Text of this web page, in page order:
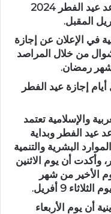
أشارت الحسابات الفلكية إلى أن موعد عيد الفطر 2024
في الإعلان عن إجازة
من خلال المراصد
إجازة عيد الفطر
والإسلامية تعتمد
عيد الفطر وبداية
البشرية والتنمية
وأكدت أن يوم الاثنين
هو اليوم الأخير من شهر
9 أفريل.
أن يوم الأربعاء